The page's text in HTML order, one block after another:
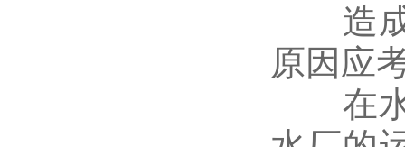
造成
原因应
在水